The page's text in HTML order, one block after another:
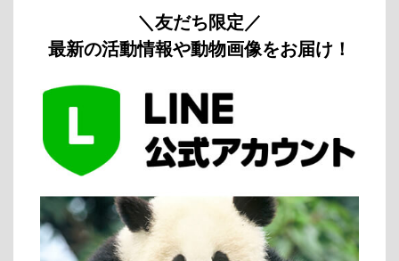
＼友だち限定／
最新の活動情報や動物画像をお届け！